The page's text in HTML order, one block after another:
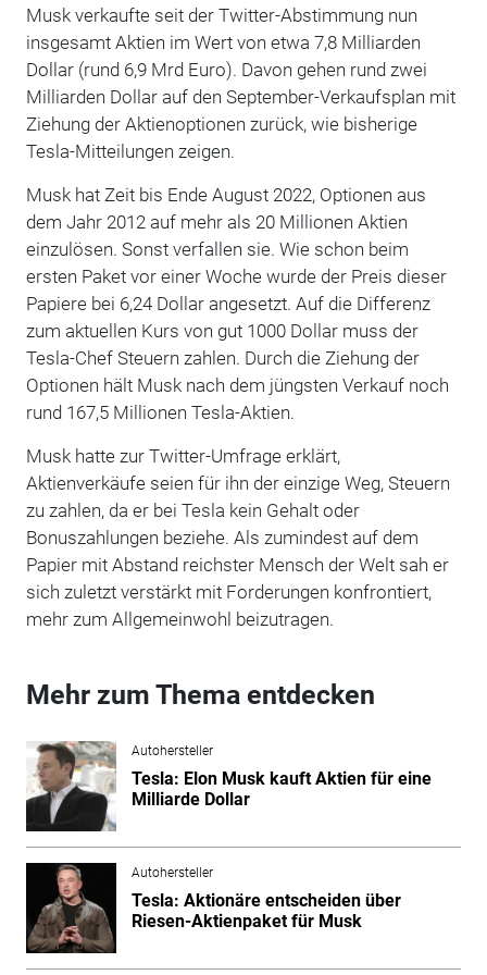
Musk verkaufte seit der Twitter-Abstimmung nun
insgesamt Aktien im Wert von etwa 7,8 Milliarden
Dollar (rund 6,9 Mrd Euro). Davon gehen rund zwei
Milliarden Dollar auf den September-Verkaufsplan mit
Ziehung der Aktienoptionen zurück, wie bisherige
Tesla-Mitteilungen zeigen.
Musk hat Zeit bis Ende August 2022, Optionen aus
dem Jahr 2012 auf mehr als 20 Millionen Aktien
einzulösen. Sonst verfallen sie. Wie schon beim
ersten Paket vor einer Woche wurde der Preis dieser
Papiere bei 6,24 Dollar angesetzt. Auf die Differenz
zum aktuellen Kurs von gut 1000 Dollar muss der
Tesla-Chef Steuern zahlen. Durch die Ziehung der
Optionen hält Musk nach dem jüngsten Verkauf noch
rund 167,5 Millionen Tesla-Aktien.
Musk hatte zur Twitter-Umfrage erklärt,
Aktienverkäufe seien für ihn der einzige Weg, Steuern
zu zahlen, da er bei Tesla kein Gehalt oder
Bonuszahlungen beziehe. Als zumindest auf dem
Papier mit Abstand reichster Mensch der Welt sah er
sich zuletzt verstärkt mit Forderungen konfrontiert,
mehr zum Allgemeinwohl beizutragen.
Mehr zum Thema entdecken
Autohersteller
Tesla: Elon Musk kauft Aktien für eine
Milliarde Dollar
Autohersteller
Tesla: Aktionäre entscheiden über
Riesen-Aktienpaket für Musk